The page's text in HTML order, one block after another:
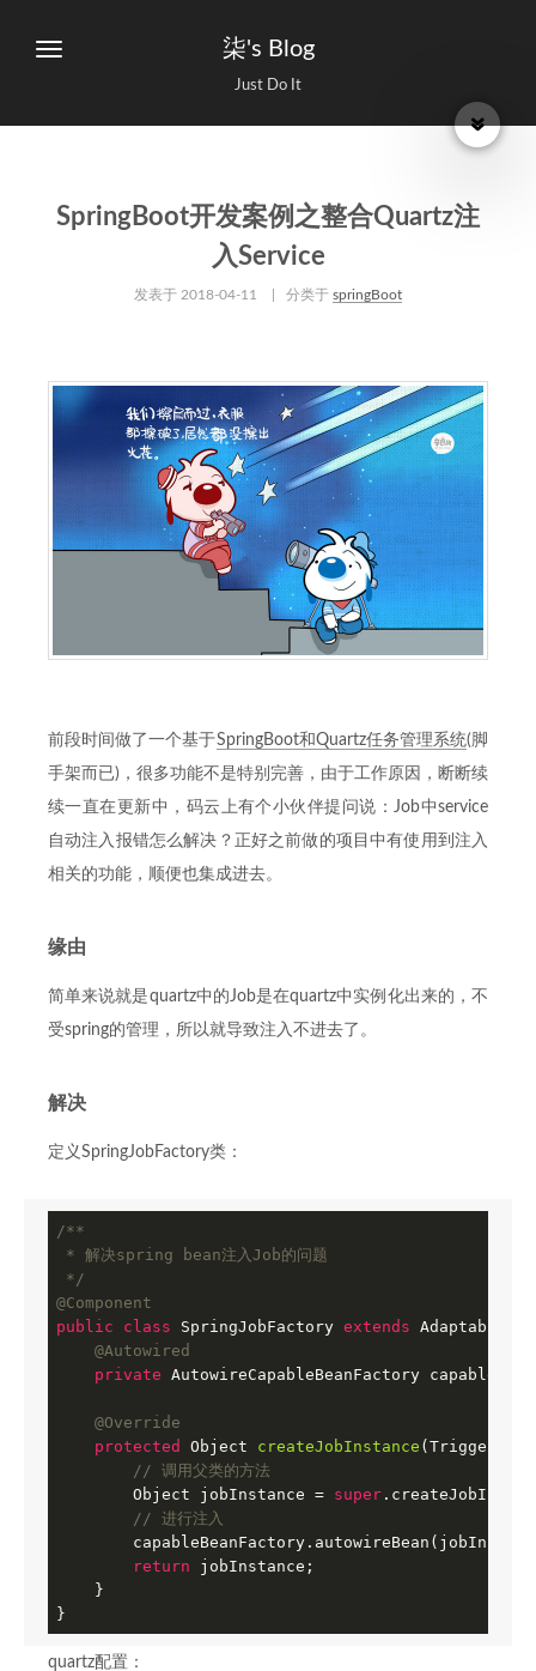
柒's Blog
Just Do It
SpringBoot开发案例之整合Quartz注
入Service
发表于 2018-04-11 | 分类于 springBoot
前段时间做了一个基于SpringBoot和Quartz任务管理系统(脚
手架而已)，很多功能不是特别完善，由于工作原因，断断续
续一直在更新中，码云上有个小伙伴提问说：Job中service
自动注入报错怎么解决？正好之前做的项目中有使用到注入
相关的功能，顺便也集成进去。
缘由
简单来说就是quartz中的Job是在quartz中实例化出来的，不
受spring的管理，所以就导致注入不进去了。
解决
定义SpringJobFactory类：
/**
* 解决spring bean注入Job的问题
*/
@Component
public
class SpringJobFactory extends
@Autowired
private AutowireCapableBeanFactory
@Override
protected Object createJobInstance
// 调用父类的方法
        Object jobInstance =
super
// 进行注入
return jobInstance;
    }
}
quartz配置：